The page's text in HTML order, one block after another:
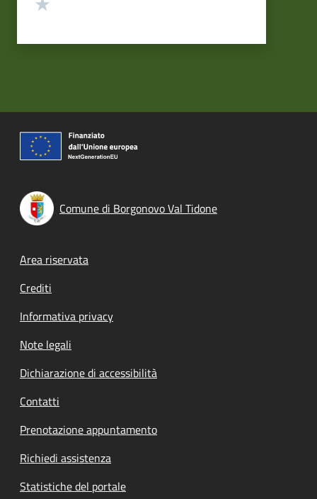
Comune di Borgonovo Val Tidone
Footer menu
Area riservata
Crediti
Informativa privacy
Note legali
Dichiarazione di accessibilità
Contatti
Prenotazione appuntamento
Richiedi assistenza
Statistiche del portale